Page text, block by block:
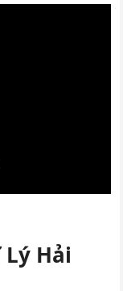
Hải